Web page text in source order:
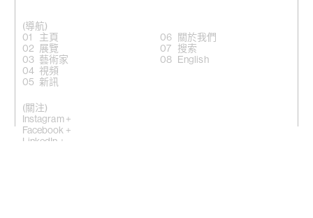
(導航)
主頁
展覽
藝術家
視頻
新訊
關於我們
搜索
English
(關注)
Instagram +
Facebook +
LinkedIn +